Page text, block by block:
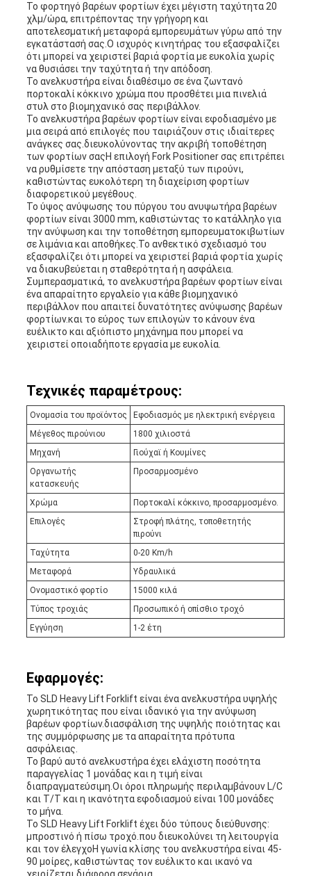
Το φορτηγό βαρέων φορτίων έχει μέγιστη ταχύτητα 20
χλμ/ώρα, επιτρέποντας την γρήγορη και
αποτελεσματική μεταφορά εμπορευμάτων γύρω από την
εγκατάστασή σας.Ο ισχυρός κινητήρας του εξασφαλίζει
ότι μπορεί να χειριστεί βαριά φορτία με ευκολία χωρίς
να θυσιάσει την ταχύτητα ή την απόδοση.
Το ανελκυστήρα είναι διαθέσιμο σε ένα ζωντανό
πορτοκαλί κόκκινο χρώμα που προσθέτει μια πινελιά
στυλ στο βιομηχανικό σας περιβάλλον.
Το ανελκυστήρα βαρέων φορτίων είναι εφοδιασμένο με
μια σειρά από επιλογές που ταιριάζουν στις ιδιαίτερες
ανάγκες σας.διευκολύνοντας την ακριβή τοποθέτηση
των φορτίων σαςΗ επιλογή Fork Positioner σας επιτρέπει
να ρυθμίσετε την απόσταση μεταξύ των πιρούνι,
καθιστώντας ευκολότερη τη διαχείριση φορτίων
διαφορετικού μεγέθους.
Το ύψος ανύψωσης του πύργου του ανυψωτήρα βαρέων
φορτίων είναι 3000 mm, καθιστώντας το κατάλληλο για
την ανύψωση και την τοποθέτηση εμπορευματοκιβωτίων
σε λιμάνια και αποθήκες.Το ανθεκτικό σχεδιασμό του
εξασφαλίζει ότι μπορεί να χειριστεί βαριά φορτία χωρίς
να διακυβεύεται η σταθερότητα ή η ασφάλεια.
Συμπερασματικά, το ανελκυστήρα βαρέων φορτίων είναι
ένα απαραίτητο εργαλείο για κάθε βιομηχανικό
περιβάλλον που απαιτεί δυνατότητες ανύψωσης βαρέων
φορτίων.και το εύρος των επιλογών το κάνουν ένα
ευέλικτο και αξιόπιστο μηχάνημα που μπορεί να
χειριστεί οποιαδήποτε εργασία με ευκολία.
Τεχνικές παραμέτρους:
Ονομασία του προϊόντος
Εφοδιασμός με ηλεκτρική ενέργεια
Μέγεθος πιρούνιου
1800 χιλιοστά
Μηχανή
Γιούχαϊ ή Κουμίνες
Οργανωτής
κατασκευής
Προσαρμοσμένο
Χρώμα
Πορτοκαλί κόκκινο, προσαρμοσμένο.
Επιλογές
Στροφή πλάτης, τοποθετητής
πιρούνι
Ταχύτητα
0-20 Km/h
Μεταφορά
Υδραυλικά
Ονομαστικό φορτίο
15000 κιλά
Τύπος τροχιάς
Προσωπικό ή οπίσθιο τροχό
Εγγύηση
1-2 έτη
Εφαρμογές:
Το SLD Heavy Lift Forklift είναι ένα ανελκυστήρα υψηλής
χωρητικότητας που είναι ιδανικό για την ανύψωση
βαρέων φορτίων.διασφάλιση της υψηλής ποιότητας και
της συμμόρφωσης με τα απαραίτητα πρότυπα
ασφάλειας.
Το βαρύ αυτό ανελκυστήρα έχει ελάχιστη ποσότητα
παραγγελίας 1 μονάδας και η τιμή είναι
διαπραγματεύσιμη.Οι όροι πληρωμής περιλαμβάνουν L/C
και T/T και η ικανότητα εφοδιασμού είναι 100 μονάδες
το μήνα.
Το SLD Heavy Lift Forklift έχει δύο τύπους διεύθυνσης:
μπροστινό ή πίσω τροχό.που διευκολύνει τη λειτουργία
και τον έλεγχοΗ γωνία κλίσης του ανελκυστήρα είναι 45-
90 μοίρες, καθιστώντας τον ευέλικτο και ικανό να